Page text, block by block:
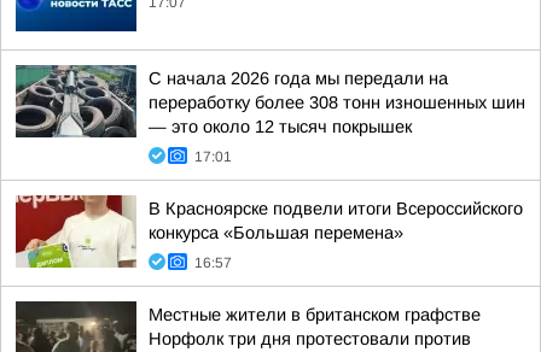
С начала 2026 года мы передали на
переработку более 308 тонн изношенных шин
— это около 12 тысяч покрышек
17:01
В Красноярске подвели итоги Всероссийского
конкурса «Большая перемена»
16:57
Местные жители в британском графстве
Норфолк три дня протестовали против